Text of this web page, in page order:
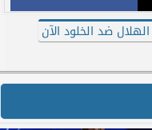
الهلال ضد الخلود الآن